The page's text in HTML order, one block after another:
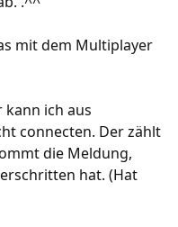
mit dem Multiplayer
kann ich aus
connecten. Der zählt
die Meldung,
hat. (Hat